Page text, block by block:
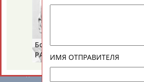
Вопросы сотрудничества и совместной
© Стадион, 1998-2026
Адресов в новостной рассылке: 996
Подпишись
Борис
РАЗИНСКИЙ
ИМЯ ОТПРАВИТЕЛЯ